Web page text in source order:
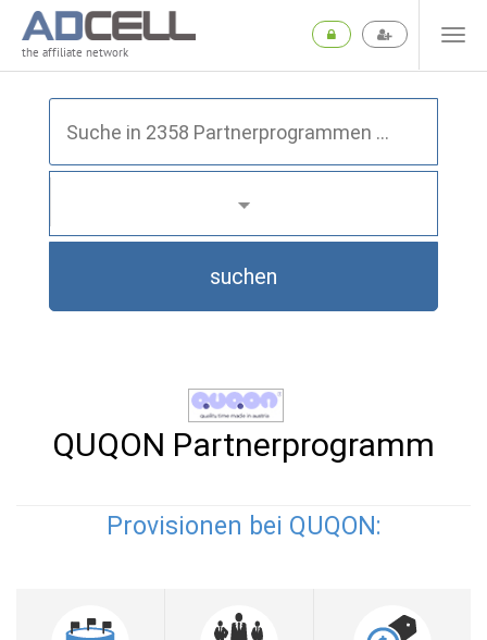
the affiliate network
suchen
QUQON Partnerprogramm
Provisionen bei QUQON: